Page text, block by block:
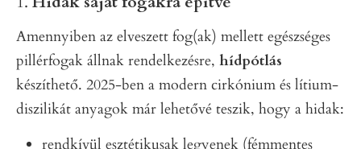
Amennyiben az elveszett fog(ak) mellett egészséges
pillérfogak állnak rendelkezésre, hídpótlás
készíthető. 2025-ben a modern cirkónium és lítium-
diszilikát anyagok már lehetővé teszik, hogy a hidak:
rendkívül esztétikusak legyenek (fémmentes